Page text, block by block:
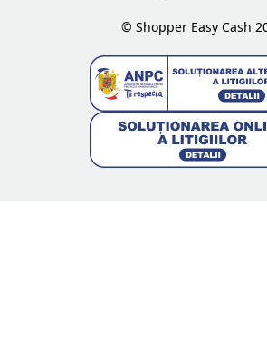
© Shopper Easy Cash